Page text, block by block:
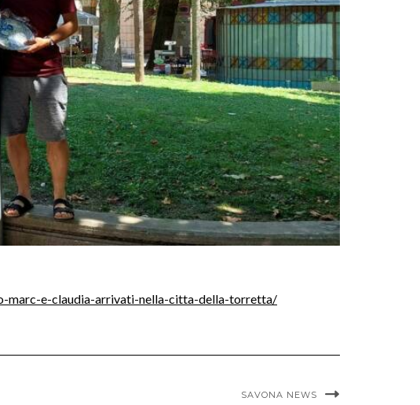
marc-e-claudia-arrivati-nella-citta-della-torretta/
SAVONA NEWS